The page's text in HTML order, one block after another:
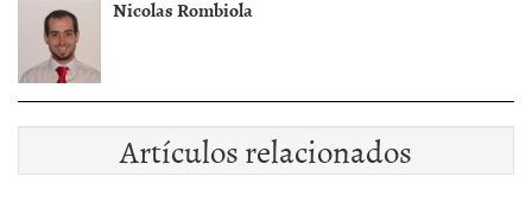
Nicolas Rombiola
Artículos relacionados